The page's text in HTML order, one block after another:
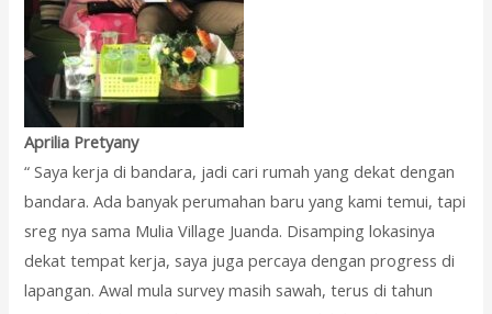
Aprilia Pretyany
“ Saya kerja di bandara, jadi cari rumah yang dekat dengan
bandara. Ada banyak perumahan baru yang kami temui, tapi
sreg nya sama Mulia Village Juanda. Disamping lokasinya
dekat tempat kerja, saya juga percaya dengan progress di
lapangan. Awal mula survey masih sawah, terus di tahun